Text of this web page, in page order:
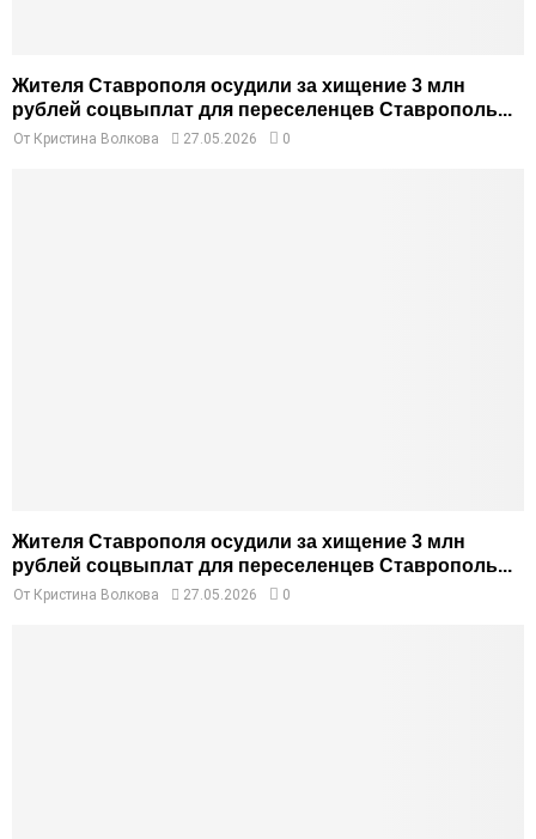
Жителя Ставрополя осудили за хищение 3 млн
рублей соцвыплат для переселенцев Ставрополь...
От Кристина Волкова 27.05.2026 0
Жителя Ставрополя осудили за хищение 3 млн
рублей соцвыплат для переселенцев Ставрополь...
От Кристина Волкова 27.05.2026 0